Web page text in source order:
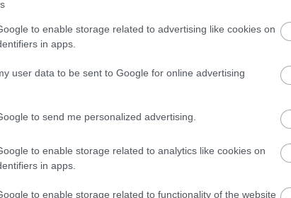
to enable storage related to advertising like cookies on
in apps.
user data to be sent to Google for online advertising
to send me personalized advertising.
to enable storage related to analytics like cookies on
in apps.
to enable storage related to functionality of the website
Causing Foods You